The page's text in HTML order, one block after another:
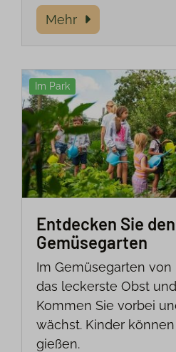
Mehr
Im Park
Entdecken Sie den
Gemüsegarten
Im Gemüsegarten von
das leckerste Obst
Kommen Sie vorbei
wächst. Kinder
gießen.